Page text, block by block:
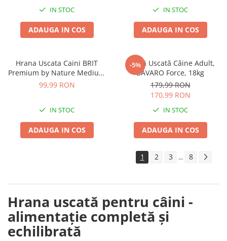
IN STOC
ADAUGA IN COS
IN STOC
ADAUGA IN COS
Hrana Uscata Caini BRIT
Premium by Nature Medium
Adult 8kg
99,99 RON
IN STOC
ADAUGA IN COS
-5%
Hrană Uscată Câine Adult,
BAVARO Force, 18kg
179,99 RON
170,99 RON
IN STOC
ADAUGA IN COS
1 2 3 ... 8
Hrana uscată pentru câini -
alimentație completă și
echilibrată